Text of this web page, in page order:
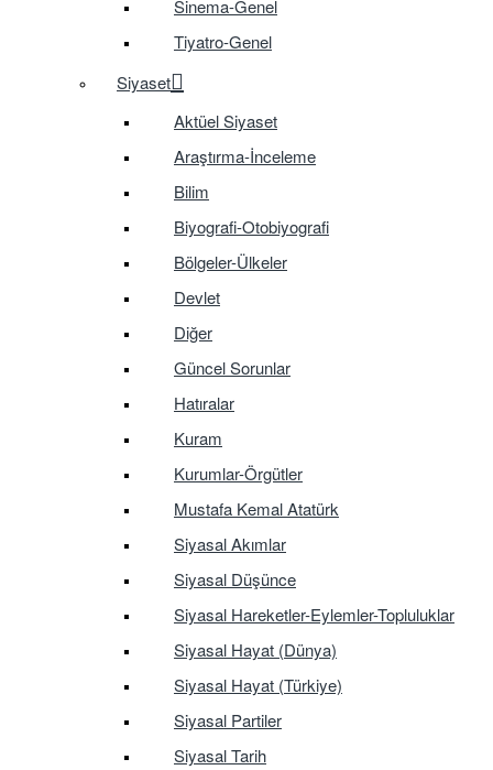
Sinema-Genel
Tiyatro-Genel
Siyaset
Aktüel Siyaset
Araştırma-İnceleme
Bilim
Biyografi-Otobiyografi
Bölgeler-Ülkeler
Devlet
Diğer
Güncel Sorunlar
Hatıralar
Kuram
Kurumlar-Örgütler
Mustafa Kemal Atatürk
Siyasal Akımlar
Siyasal Düşünce
Siyasal Hareketler-Eylemler-Topluluklar
Siyasal Hayat (Dünya)
Siyasal Hayat (Türkiye)
Siyasal Partiler
Siyasal Tarih